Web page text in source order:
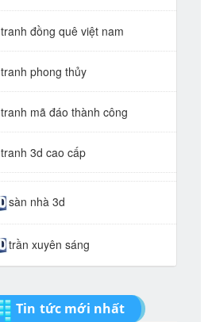
tranh đồng quê việt nam
tranh phong thủy
tranh mã đáo thành công
tranh 3d cao cấp
tranh gạch 3d thuận buồm xuôi
gió
tranh giả ngọc
sàn nhà 3d
trần xuyên sáng
Tin tức mới nhất